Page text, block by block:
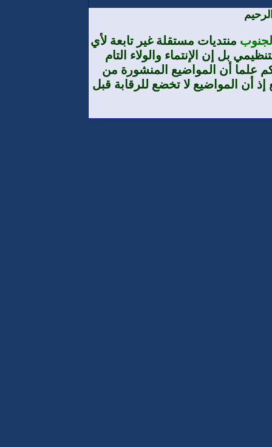
منتديات مستقلة غير تابعة لأي
بل إن الإنتماء والولاء التام
علما أن المواضيع المنشورة من
أن المواضيع لا تخضع للرقابة قبل